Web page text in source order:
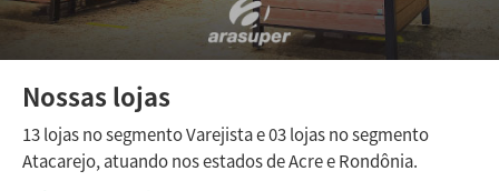
Nossas lojas
13 lojas no segmento Varejista e 03 lojas no segmento
Atacarejo, atuando nos estados de Acre e Rondônia.